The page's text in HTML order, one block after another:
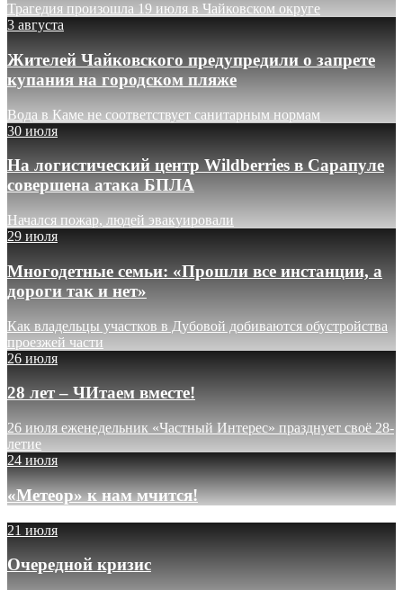
Трагедия произошла 19 июля в Чайковском округе
3 августа
Жителей Чайковского предупредили о запрете
купания на городском пляже
Вода в Каме не соответствует санитарным нормам
30 июля
На логистический центр Wildberries в Сарапуле
совершена атака БПЛА
Начался пожар, людей эвакуировали
29 июля
Многодетные семьи: «Прошли все инстанции, а
дороги так и нет»
Как владельцы участков в Дубовой добиваются обустройства
проезжей части
26 июля
28 лет – ЧИтаем вместе!
26 июля еженедельник «Частный Интерес» празднует своё 28-
летие
24 июля
«Метеор» к нам мчится!
21 июля
Очередной кризис